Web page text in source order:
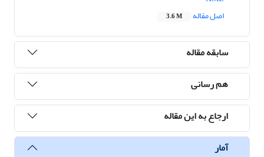
اصل مقاله
3.6 M
سابقه مقاله
هم رسانی
ارجاع به این مقاله
آمار